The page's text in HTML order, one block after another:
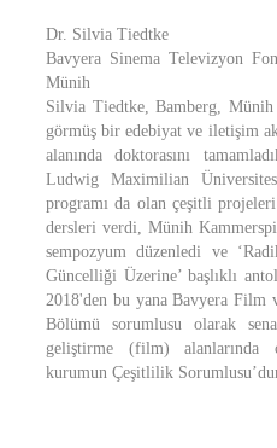
Dr. Silvia Tiedtke
Bavyera Sinema Televizyon
Münih
Silvia Tiedtke, Bamberg,
görmüş bir edebiyat ve iletişim
alanında doktorasını
Ludwig Maximilian
programı da olan çeşitli
dersleri verdi, Münih
sempozyum düzenledi ve
Güncelliği Üzerine’ başlıklı
2018'den bu yana Bavyera Film
Bölümü sorumlusu olarak
geliştirme (film) alanlarında
kurumun Çeşitlilik